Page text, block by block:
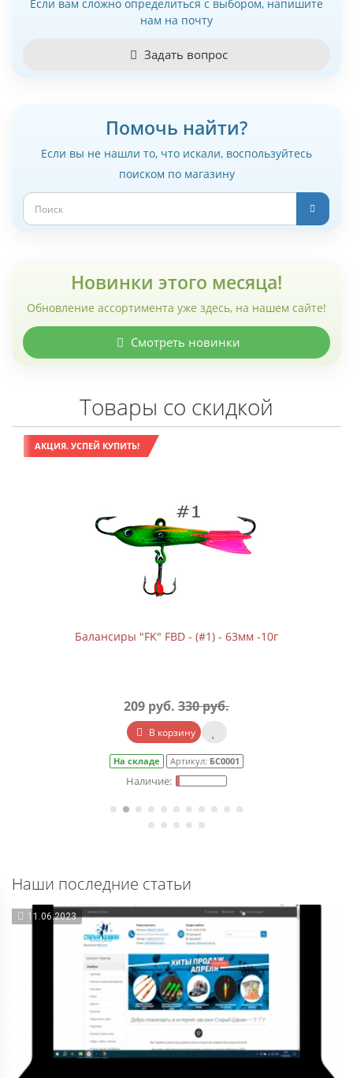
Если вам сложно определиться с выбором, напишите
нам на почту
Задать вопрос
Помочь найти?
Если вы не нашли то, что искали, воспользуйтесь
поиском по магазину
Новинки этого месяца!
Обновление ассортимента уже здесь, на нашем сайте!
Смотреть новинки
Товары со скидкой
АКЦИЯ. УСПЕЙ КУПИТЬ!
Балансиры "FK" FBD - (#1) - 63мм -10г
209 руб. 330 руб.
В корзину
На складе Артикул: БС0001
Наши последние статьи
11.06.2023